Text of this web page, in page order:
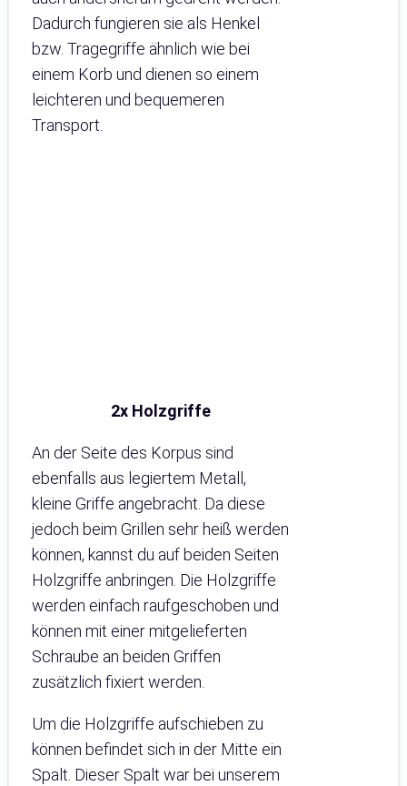
Dadurch fungieren sie als Henkel
bzw. Tragegriffe ähnlich wie bei
einem Korb und dienen so einem
leichteren und bequemeren
Transport.
2x Holzgriffe
An der Seite des Korpus sind
ebenfalls aus legiertem Metall,
kleine Griffe angebracht. Da diese
jedoch beim Grillen sehr heiß werden
können, kannst du auf beiden Seiten
Holzgriffe anbringen. Die Holzgriffe
werden einfach raufgeschoben und
können mit einer mitgelieferten
Schraube an beiden Griffen
zusätzlich fixiert werden.
Um die Holzgriffe aufschieben zu
können befindet sich in der Mitte ein
Spalt. Dieser Spalt war bei unserem